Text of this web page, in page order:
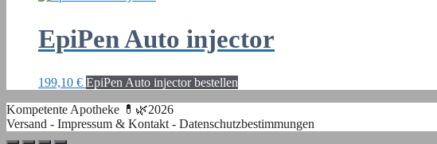
EpiPen Auto injector
199,10 € EpiPen Auto injector bestellen
Kompetente Apotheke 💊🌿2026
Versand - Impressum & Kontakt - Datenschutzbestimmungen